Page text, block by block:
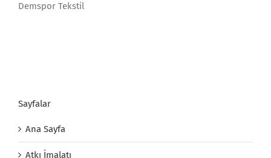
Demspor Tekstil
Sayfalar
Ana Sayfa
Atkı İmalatı